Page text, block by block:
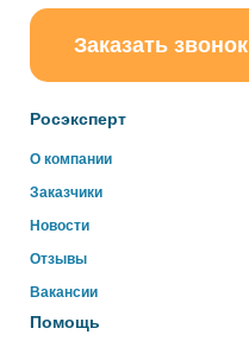
Росэксперт
О компании
Заказчики
Новости
Отзывы
Вакансии
Помощь
Заказать звонок